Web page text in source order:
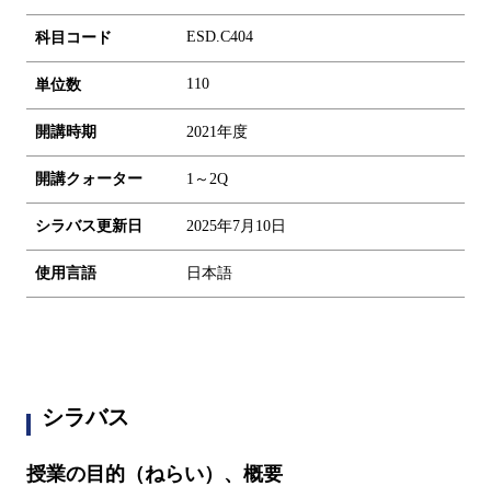
科目コード ESD.C404
単位数 1 10
開講時期 2021年度
開講クォーター 1～2Q
シラバス更新日 2025年7月10日
使用言語 日本語
シラバス
授業の目的（ねらい）、概要